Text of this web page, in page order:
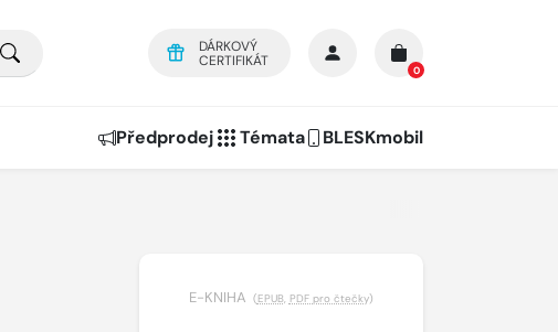
DÁRKOVÝ
CERTIFIKÁT
0
Předprodej Témata BLESKmobil
E-KNIHA (EPUB, PDF pro čtečky)